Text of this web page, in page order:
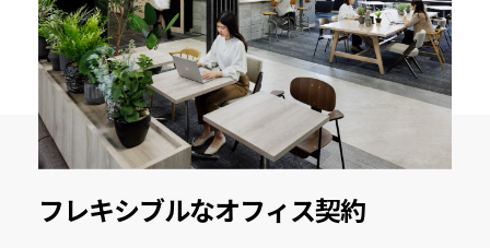
フレキシブルなオフィス契約